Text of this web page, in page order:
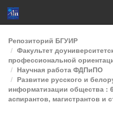
Skip
navigation
Репозиторий БГУИР
Факультет
профессиональной
Научная работа ФДПиПО
Развитие русского и
информатизации общества :
аспирантов, магистрантов и